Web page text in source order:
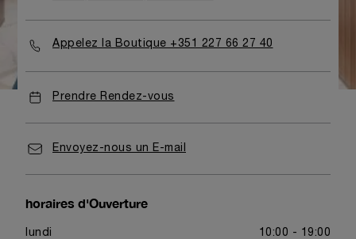
Appelez la Boutique +351 227 66 27 40
Prendre Rendez-vous
Envoyez-nous un E-mail
horaires d'Ouverture
lundi 10:00 - 19:00